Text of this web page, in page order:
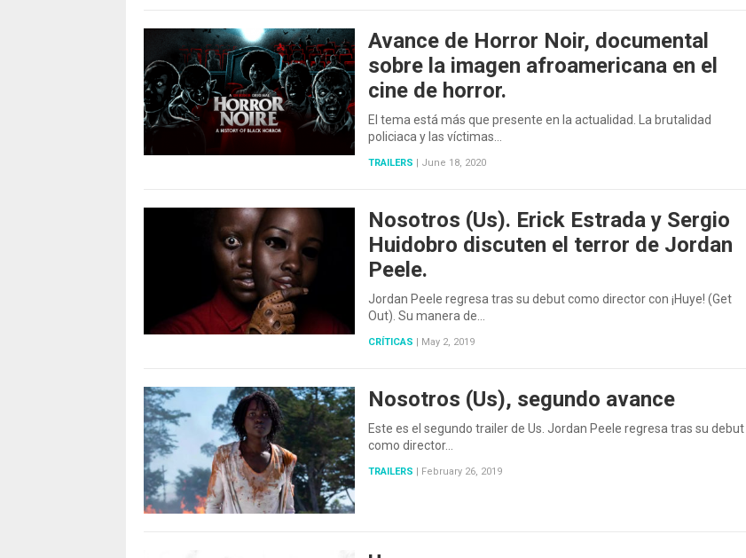
Avance de Horror Noir, documental
sobre la imagen afroamericana en el
cine de horror.
El tema está más que presente en la actualidad. La brutalidad
policiaca y las víctimas…
TRAILERS June 18, 2020
Nosotros (Us). Erick Estrada y Sergio
Huidobro discuten el terror de Jordan
Peele.
Jordan Peele regresa tras su debut como director con ¡Huye! (Get
Out). Su manera de…
CRÍTICAS May 2, 2019
Nosotros (Us), segundo avance
Este es el segundo trailer de Us. Jordan Peele regresa tras su debut
como director…
TRAILERS February 26, 2019